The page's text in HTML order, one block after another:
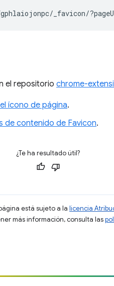
el repositorio chrome-
ícono de página.
de contenido de Favicon.
¿Te ha resultado útil?
está sujeto a la licencia
más información, consulta las